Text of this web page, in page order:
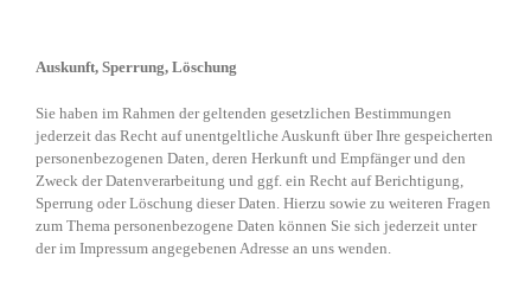
Auskunft, Sperrung, Löschung
Sie haben im Rahmen der geltenden gesetzlichen Bestimmungen
jederzeit das Recht auf unentgeltliche Auskunft über Ihre gespeicherten
personenbezogenen Daten, deren Herkunft und Empfänger und den
Zweck der Datenverarbeitung und ggf. ein Recht auf Berichtigung,
Sperrung oder Löschung dieser Daten. Hierzu sowie zu weiteren Fragen
zum Thema personenbezogene Daten können Sie sich jederzeit unter
der im Impressum angegebenen Adresse an uns wenden.